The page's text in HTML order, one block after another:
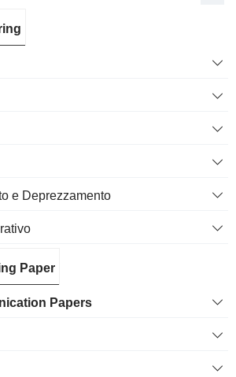
e Deprezzamento
Paper
Papers